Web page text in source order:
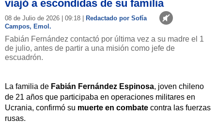
viajó a escondidas de su familia
08 de Julio de 2026 | 09:18 |
Redactado por Sofía
Campos, Emol.
Fabián Fernández contactó por última vez a su madre el 1
de julio, antes de partir a una misión como jefe de
escuadrón.
La familia de Fabián Fernández Espinosa, joven chileno
de 21 años que participaba en operaciones militares en
Ucrania, confirmó su muerte en combate contra las fuerzas
rusas.